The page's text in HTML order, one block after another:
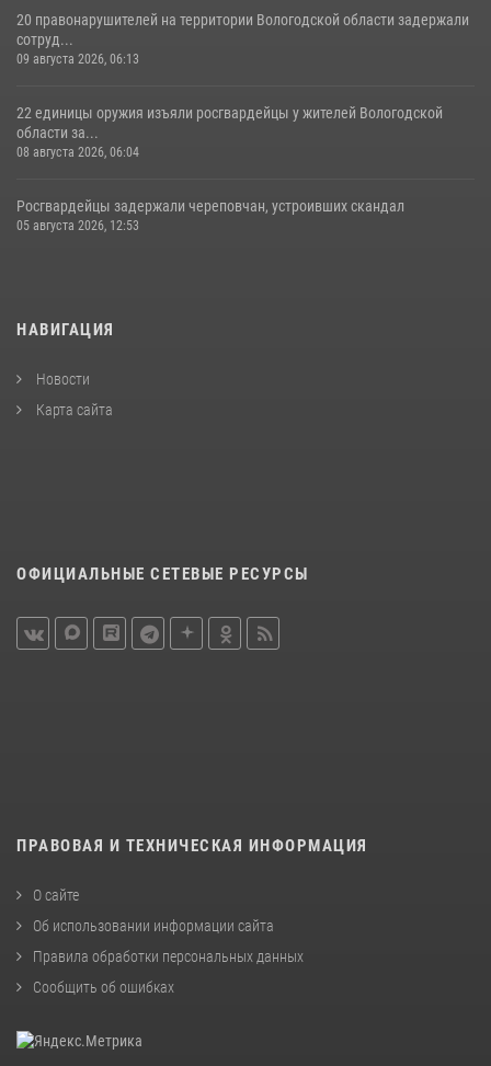
20 правонарушителей на территории Вологодской области задержали
сотруд...
09 августа 2026, 06:13
22 единицы оружия изъяли росгвардейцы у жителей Вологодской
области за...
08 августа 2026, 06:04
Росгвардейцы задержали череповчан, устроивших скандал
05 августа 2026, 12:53
НАВИГАЦИЯ
Новости
Карта сайта
ОФИЦИАЛЬНЫЕ СЕТЕВЫЕ РЕСУРСЫ
ПРАВОВАЯ И ТЕХНИЧЕСКАЯ ИНФОРМАЦИЯ
О сайте
Об использовании информации сайта
Правила обработки персональных данных
Сообщить об ошибках